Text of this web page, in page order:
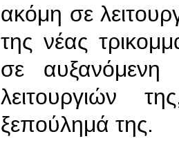
ακόμη σε
της νέας
σε
λειτουργιών
ξεπούλημά της.